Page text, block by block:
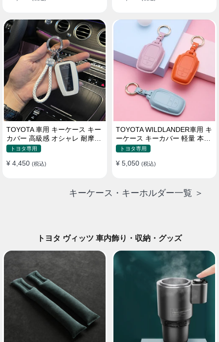
TOYOTA 車用 キーケース キー
カバー 高級感 オシャレ 耐摩耗
耐久性 高品質レザー 傷 汚れ防
トヨタ専用
¥ 4,450 (税込)
TOYOTA WILDLANDER車用 キ
ーケース キーカバー 軽量 本革
かわいい 耐摩耗 耐久性
トヨタ専用
¥ 5,050 (税込)
キーケース・キーホルダー一覧 ＞
トヨタ ヴィッツ 車内飾り・収納・グッズ